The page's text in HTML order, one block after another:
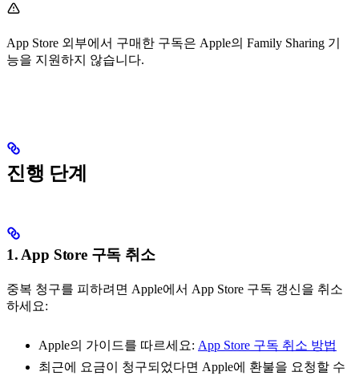
App Store 외부에서 구매한 구독은 Apple의 Family Sharing 기
능을 지원하지 않습니다.
진행 단계
1. App Store 구독 취소
중복 청구를 피하려면 Apple에서 App Store 구독 갱신을 취소
하세요:
Apple의 가이드를 따르세요: App Store 구독 취소 방법
최근에 요금이 청구되었다면 Apple에 환불을 요청할 수